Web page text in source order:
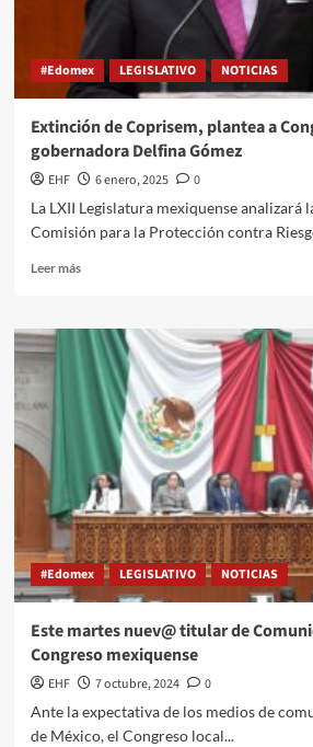
#Edomex LEGISLATIVO NOTICIAS
Extinción de Coprisem, plantea a
gobernadora Delfina Gómez
EHF 6 enero, 2025
0
La LXII Legislatura mexiquense analizará
Comisión para la Protección contra
Leer más
#Edomex LEGISLATIVO NOTICIAS
Este martes nuev@ titular de
Congreso mexiquense
EHF 7 octubre, 2024
0
Ante la expectativa de los medios de
de México, el Congreso local...